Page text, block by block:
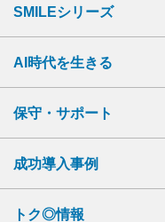
SMILEシリーズ
AI時代を生きる
保守・サポート
成功導入事例
トク◎情報